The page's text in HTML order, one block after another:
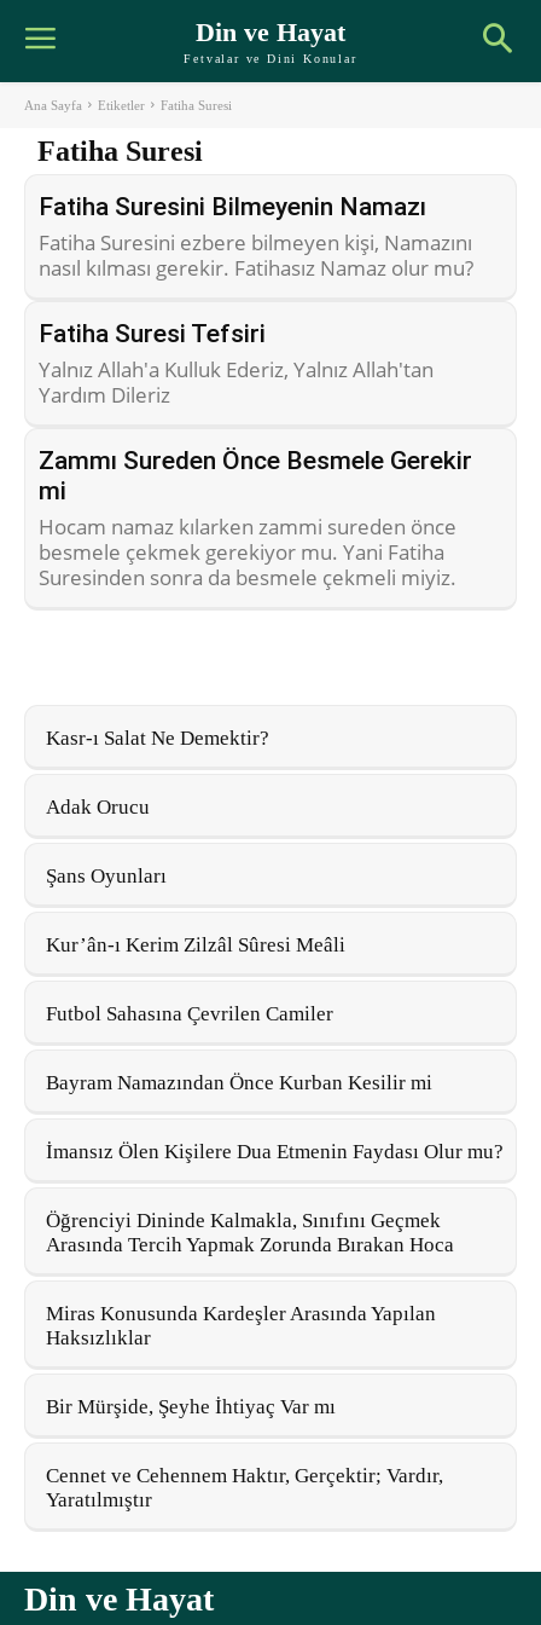
Din ve Hayat
Fetvalar ve Dini Konular
Ana Sayfa Etiketler Fatiha Suresi
Fatiha Suresi
Fatiha Suresini Bilmeyenin Namazı
Fatiha Suresini ezbere bilmeyen kişi, Namazını
nasıl kılması gerekir. Fatihasız Namaz olur mu?
Fatiha Suresi Tefsiri
Yalnız Allah'a Kulluk Ederiz, Yalnız Allah'tan
Yardım Dileriz
Zammı Sureden Önce Besmele Gerekir
mi
Hocam namaz kılarken zammi sureden önce
besmele çekmek gerekiyor mu. Yani Fatiha
Suresinden sonra da besmele çekmeli miyiz.
Kasr-ı Salat Ne Demektir?
Adak Orucu
Şans Oyunları
Kur’ân-ı Kerim Zilzâl Sûresi Meâli
Futbol Sahasına Çevrilen Camiler
Bayram Namazından Önce Kurban Kesilir mi
İmansız Ölen Kişilere Dua Etmenin Faydası Olur mu?
Öğrenciyi Dininde Kalmakla, Sınıfını Geçmek
Arasında Tercih Yapmak Zorunda Bırakan Hoca
Miras Konusunda Kardeşler Arasında Yapılan
Haksızlıklar
Bir Mürşide, Şeyhe İhtiyaç Var mı
Cennet ve Cehennem Haktır, Gerçektir; Vardır,
Yaratılmıştır
Din ve Hayat